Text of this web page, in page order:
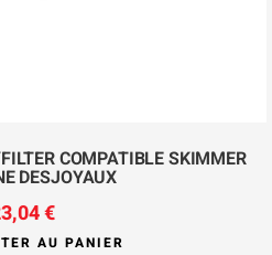
COMPATIBLE SKIMMER
DESJOYAUX
€
AU PANIER